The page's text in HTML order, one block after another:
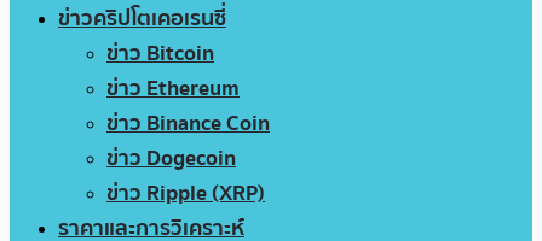
ข่าวคริปโตเคอเรนซี่
ข่าว Bitcoin
ข่าว Ethereum
ข่าว Binance Coin
ข่าว Dogecoin
ข่าว Ripple (XRP)
ราคาและการวิเคราะห์